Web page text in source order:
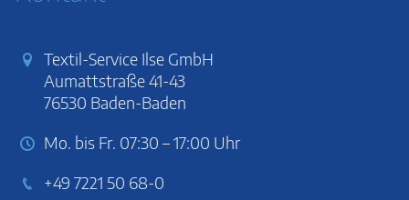
Textil-Service Ilse GmbH
Aumattstraße 41-43
76530 Baden-Baden
Mo. bis Fr. 07:30 – 17:00 Uhr
+49 7221 50 68-0